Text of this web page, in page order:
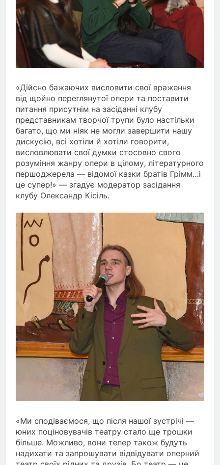
«Дійсно бажаючих висловити свої враження
від щойно переглянутої опери та поставити
питання присутнім на засіданні клубу
представникам творчої трупи було настільки
багато, що ми ніяк не могли завершити нашу
дискусію, всі хотіли й хотіли говорити,
висловлювати свої думки стосовно свого
розуміння жанру опери в цілому, літературного
першоджерела — відомої казки братів Грімм…і
це супер!» — згадує модератор засідання
клубу Олександр Кісіль.
«Ми сподіваємося, що після нашої зустрічі —
юних поціновувачів театру стало ще трошки
більше. Можливо, вони тепер також будуть
надихати та запрошувати відвідувати оперний